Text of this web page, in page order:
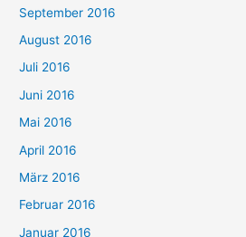
September 2016
August 2016
Juli 2016
Juni 2016
Mai 2016
April 2016
März 2016
Februar 2016
Januar 2016